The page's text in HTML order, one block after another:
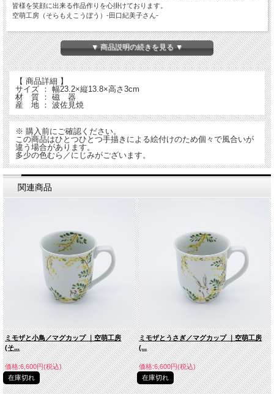
皆様を笑顔に出来る作品作りを心掛けております。
空萌工房（そらもえこうぼう）-田口紀美子さん-
▼ 商品説明の続きを見る ▼
【 商品詳細 】
サイズ ： 幅23.2×縦13.8×高さ3cm
材 質 ： 磁 器
産 地 ： 波佐見焼
※ 購入前にご確認ください。
この商品はひとつひとつ手描きによる絵付けのため個々で風合いが
違う場合があります。
多少の色むら／にじみがございます。
関連商品
ミモザと小鳥／マグカップ ｜空萌工房
(そ...
価格:6,600円(税込)
在庫切れ
ミモザとうさぎ／マグカップ ｜空萌工房
(...
価格:6,600円(税込)
在庫切れ